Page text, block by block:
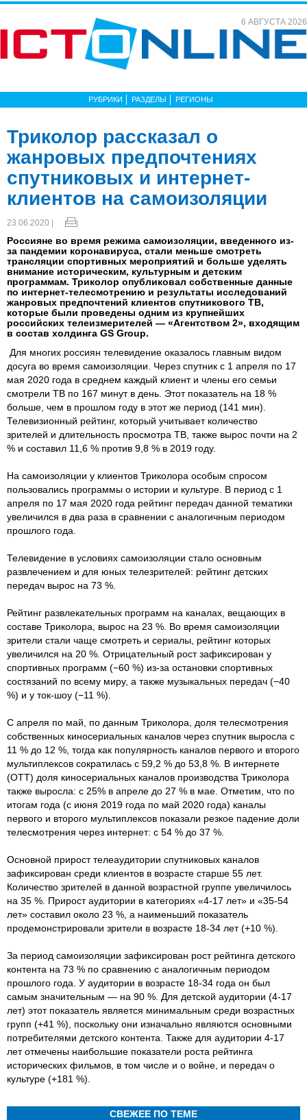
6 АВГУСТА 2026
РУБРИКИ РАЗДЕЛЫ РЕГИОНЫ
Триколор рассказал о
жанровых предпочтениях
спутниковых и интернет-
клиентов на самоизоляции
23.06.2020 |
Россияне во время режима самоизоляции, введенного из-
за пандемии коронавируса, стали меньше смотреть
трансляции спортивных мероприятий и больше уделять
внимание историческим, культурным и детским
программам. Триколор опубликовал собственные данные
по интернет-телесмотрению и результаты исследований
жанровых предпочтений клиентов спутникового ТВ,
которые были проведены одним из крупнейших
российских телеизмерителей — «Агентством 2», входящим
в состав холдинга GS Group.
Для многих россиян телевидение оказалось главным видом
досуга во время самоизоляции. Через спутник с 1 апреля по 17
мая 2020 года в среднем каждый клиент и члены его семьи
смотрели ТВ по 167 минут в день. Этот показатель на 18 %
больше, чем в прошлом году в этот же период (141 мин).
Телевизионный рейтинг, который учитывает количество
зрителей и длительность просмотра ТВ, также вырос почти на 2
% и составил 11,6 % против 9,8 % в 2019 году.
На самоизоляции у клиентов Триколора особым спросом
пользовались программы о истории и культуре. В период с 1
апреля по 17 мая 2020 года рейтинг передач данной тематики
увеличился в два раза в сравнении с аналогичным периодом
прошлого года.
Телевидение в условиях самоизоляции стало основным
развлечением и для юных телезрителей: рейтинг детских
передач вырос на 73 %.
Рейтинг развлекательных программ на каналах, вещающих в
составе Триколора, вырос на 23 %. Во время самоизоляции
зрители стали чаще смотреть и сериалы, рейтинг которых
увеличился на 20 %. Отрицательный рост зафиксирован у
спортивных программ (−60 %) из-за остановки спортивных
состязаний по всему миру, а также музыкальных передач (−40
%) и у ток-шоу (−11 %).
С апреля по май, по данным Триколора, доля телесмотрения
собственных киносериальных каналов через спутник выросла с
11 % до 12 %, тогда как популярность каналов первого и второго
мультиплексов сократилась с 59,2 % до 53,8 %. В интернете
(ОТТ) доля киносериальных каналов производства Триколора
также выросла: с 25% в апреле до 27 % в мае. Отметим, что по
итогам года (с июня 2019 года по май 2020 года) каналы
первого и второго мультиплексов показали резкое падение доли
телесмотрения через интернет: с 54 % до 37 %.
Основной прирост телеаудитории спутниковых каналов
зафиксирован среди клиентов в возрасте старше 55 лет.
Количество зрителей в данной возрастной группе увеличилось
на 35 %. Прирост аудитории в категориях «4-17 лет» и «35-54
лет» составил около 23 %, а наименьший показатель
продемонстрировали зрители в возрасте 18-34 лет (+10 %).
За период самоизоляции зафиксирован рост рейтинга детского
контента на 73 % по сравнению с аналогичным периодом
прошлого года. У аудитории в возрасте 18-34 года он был
самым значительным — на 90 %. Для детской аудитории (4-17
лет) этот показатель является минимальным среди возрастных
групп (+41 %), поскольку они изначально являются основными
потребителями детского контента. Также для аудитории 4-17
лет отмечены наибольшие показатели роста рейтинга
исторических фильмов, в том числе и о войне, и передач о
культуре (+181 %).
СВЕЖЕЕ ПО ТЕМЕ